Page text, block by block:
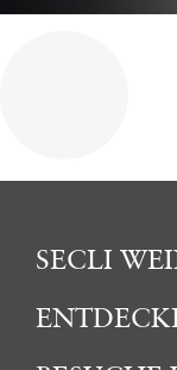
SECLI